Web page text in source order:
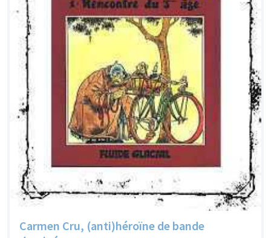
Carmen Cru, (anti)héroïne de bande